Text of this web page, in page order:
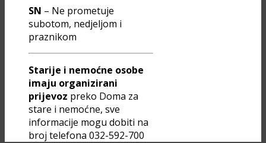
SN – Ne prometuje
subotom, nedjeljom i
praznikom
Starije i nemoćne osobe
imaju organizirani
prijevoz preko Doma za
stare i nemoćne, sve
informacije mogu dobiti na
broj telefona 032-592-700